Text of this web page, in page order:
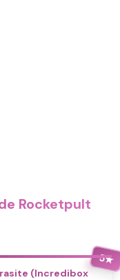
Rocketpult
5★
(Incredibox